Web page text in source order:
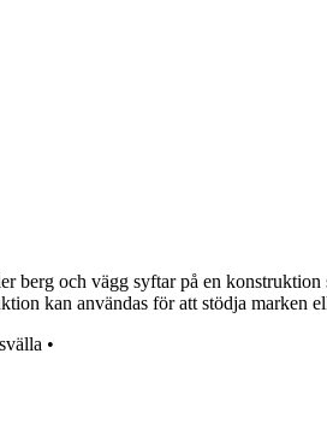
och vägg syftar på en
kan användas för att stödja marken
svälla •